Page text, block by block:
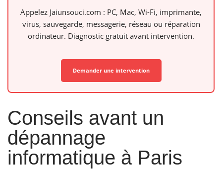
Appelez Jaiunsouci.com : PC, Mac, Wi-Fi, imprimante,
virus, sauvegarde, messagerie, réseau ou réparation
ordinateur. Diagnostic gratuit avant intervention.
Demander une intervention
Conseils avant un
dépannage
informatique à Paris